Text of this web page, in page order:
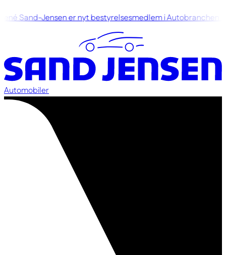
Sand-Jensen er nyt bestyrelsesmedlem i Autobranchen
Automobiler